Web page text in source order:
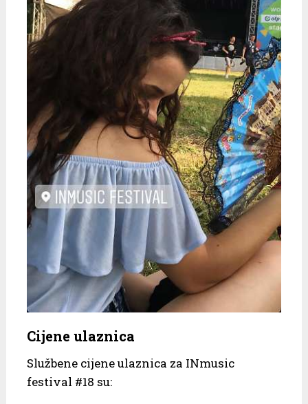
Cijene ulaznica
Službene cijene ulaznica za INmusic
festival #18 su: